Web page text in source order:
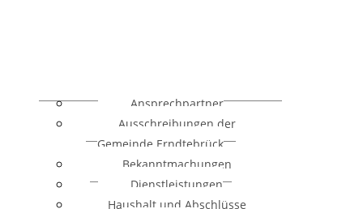
Ansprechpartner
Ausschreibungen der
Gemeinde Erndtebrück
Bekanntmachungen
Dienstleistungen
Haushalt und Abschlüsse